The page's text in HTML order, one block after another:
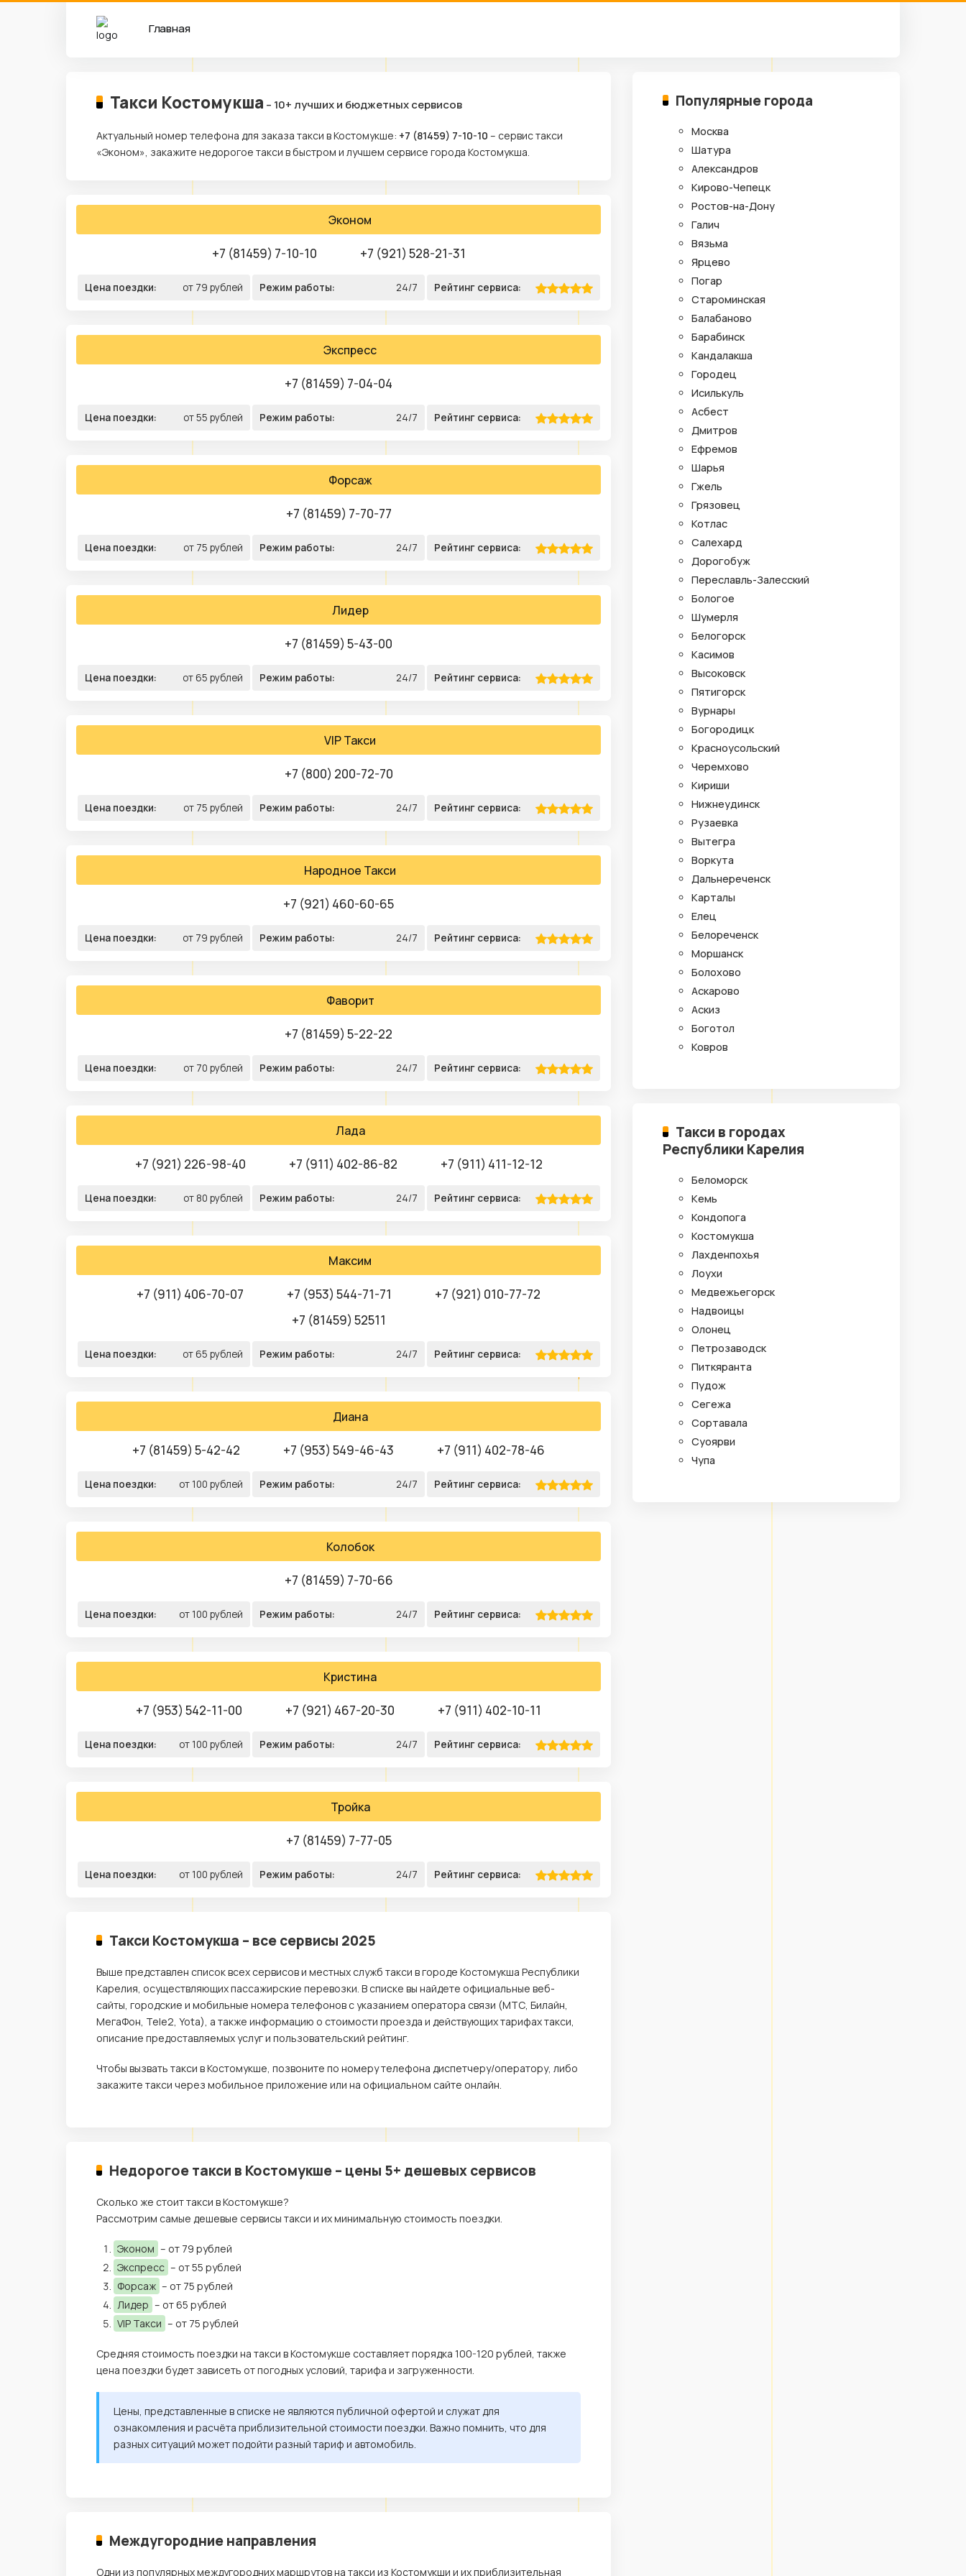
Главная
Такси Костомукша – 10+ лучших и бюджетных сервисов
Актуальный номер телефона для заказа такси в Костомукше: +7 (81459) 7-10-10 – сервис такси
«Эконом», закажите недорогое такси в быстром и лучшем сервисе города Костомукша.
Эконом
+7 (81459) 7-10-10 +7 (921) 528-21-31
Цена поездки: от 79 рублей Режим работы: 24/7 Рейтинг сервиса:
Экспресс
+7 (81459) 7-04-04
Цена поездки: от 55 рублей Режим работы: 24/7 Рейтинг сервиса:
Форсаж
+7 (81459) 7-70-77
Цена поездки: от 75 рублей Режим работы: 24/7 Рейтинг сервиса:
Лидер
+7 (81459) 5-43-00
Цена поездки: от 65 рублей Режим работы: 24/7 Рейтинг сервиса:
VIP Такси
+7 (800) 200-72-70
Цена поездки: от 75 рублей Режим работы: 24/7 Рейтинг сервиса:
Народное Такси
+7 (921) 460-60-65
Цена поездки: от 79 рублей Режим работы: 24/7 Рейтинг сервиса:
Фаворит
+7 (81459) 5-22-22
Цена поездки: от 70 рублей Режим работы: 24/7 Рейтинг сервиса:
Лада
+7 (921) 226-98-40 +7 (911) 402-86-82 +7 (911) 411-12-12
Цена поездки: от 80 рублей Режим работы: 24/7 Рейтинг сервиса:
Максим
+7 (911) 406-70-07 +7 (953) 544-71-71
+7 (921) 010-77-72
+7 (81459) 52511
Цена поездки: от 65 рублей Режим работы: 24/7 Рейтинг сервиса:
Диана
+7 (81459) 5-42-42 +7 (953) 549-46-43 +7 (911) 402-78-46
Цена поездки: от 100 рублей Режим работы: 24/7 Рейтинг сервиса:
Колобок
+7 (81459) 7-70-66
Цена поездки: от 100 рублей Режим работы: 24/7 Рейтинг сервиса:
Кристина
+7 (953) 542-11-00 +7 (921) 467-20-30 +7 (911) 402-10-11
Цена поездки: от 100 рублей Режим работы: 24/7 Рейтинг сервиса:
Тройка
+7 (81459) 7-77-05
Цена поездки: от 100 рублей Режим работы: 24/7 Рейтинг сервиса:
Такси Костомукша – все сервисы 2025
Выше представлен список всех сервисов и местных служб такси в городе Костомукша Республики
Карелия, осуществляющих пассажирские перевозки. В списке вы найдете официальные веб-
сайты, городские и мобильные номера телефонов с указанием оператора связи (МТС, Билайн,
МегаФон, Tele2, Yota), а также информацию о стоимости проезда и действующих тарифах такси,
описание предоставляемых услуг и пользовательский рейтинг.
Чтобы вызвать такси в Костомукше, позвоните по номеру телефона диспетчеру/оператору, либо
закажите такси через мобильное приложение или на официальном сайте онлайн.
Недорогое такси в Костомукше – цены 5+ дешевых сервисов
Сколько же стоит такси в Костомукше?
Рассмотрим самые дешевые сервисы такси и их минимальную стоимость поездки.
Эконом – от 79 рублей
Экспресс – от 55 рублей
Форсаж – от 75 рублей
Лидер – от 65 рублей
VIP Такси – от 75 рублей
Средняя стоимость поездки на такси в Костомукше составляет порядка 100-120 рублей, также
цена поездки будет зависеть от погодных условий, тарифа и загруженности.
Цены, представленные в списке не являются публичной офертой и служат для
ознакомления и расчёта приблизительной стоимости поездки. Важно помнить, что для
разных ситуаций может подойти разный тариф и автомобиль.
Междугородние направления
Одни из популярных междугородних маршрутов на такси из Костомукши и их приблизительная
Популярные города
Москва
Шатура
Александров
Кирово-Чепецк
Ростов-на-Дону
Галич
Вязьма
Ярцево
Погар
Староминская
Балабаново
Барабинск
Кандалакша
Городец
Исилькуль
Асбест
Дмитров
Ефремов
Шарья
Гжель
Грязовец
Котлас
Салехард
Дорогобуж
Переславль-Залесский
Бологое
Шумерля
Белогорск
Касимов
Высоковск
Пятигорск
Вурнары
Богородицк
Красноусольский
Черемхово
Кириши
Нижнеудинск
Рузаевка
Вытегра
Воркута
Дальнереченск
Карталы
Елец
Белореченск
Моршанск
Болохово
Аскарово
Аскиз
Боготол
Ковров
Такси в городах
Республики Карелия
Беломорск
Кемь
Кондопога
Костомукша
Лахденпохья
Лоухи
Медвежьегорск
Надвоицы
Олонец
Петрозаводск
Питкяранта
Пудож
Сегежа
Сортавала
Суоярви
Чупа